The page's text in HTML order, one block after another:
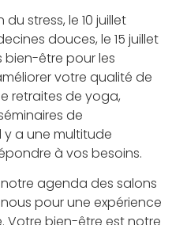
stress, le 10 juillet
douces, le 15 juillet
bien-être pour les
votre qualité de
retraites de yoga,
de
a une multitude
à vos besoins.
notre agenda des salons
pour une expérience